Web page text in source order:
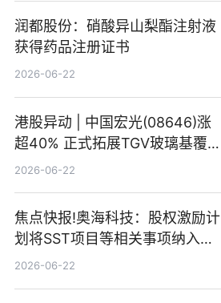
润都股份：硝酸异山梨酯注射液
获得药品注册证书
2026-06-22
港股异动 | 中国宏光(08646)涨
超40% 正式拓展TGV玻璃基覆铜
板新材料业务
2026-06-22
焦点快报!奥海科技：股权激励计
划将SST项目等相关事项纳入专
项业务发展考核指标
2026-06-22